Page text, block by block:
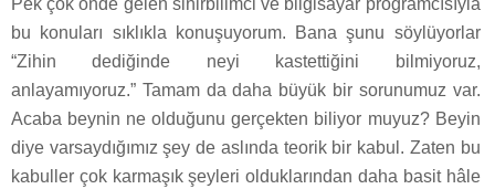
Pek çok önde gelen sinirbilimci ve bilgisayar programcısıyla
bu konuları sıklıkla konuşuyorum. Bana şunu söylüyorlar
“Zihin dediğinde neyi kastettiğini bilmiyoruz,
anlayamıyoruz.” Tamam da daha büyük bir sorunumuz var.
Acaba beynin ne olduğunu gerçekten biliyor muyuz? Beyin
diye varsaydığımız şey de aslında teorik bir kabul. Zaten bu
kabuller çok karmaşık şeyleri olduklarından daha basit hâle